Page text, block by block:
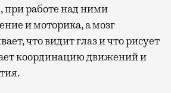
при работе над ними
и моторика, а мозг
что видит глаз и что рисует
координацию движений и